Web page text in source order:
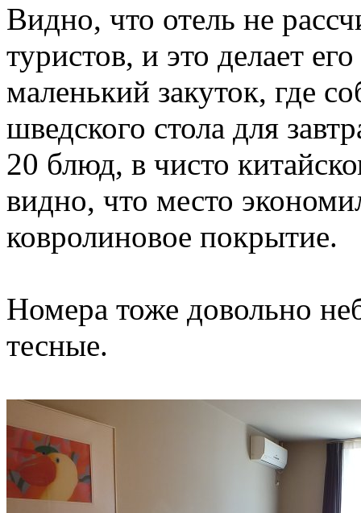
Видно, что отель не
туристов, и это делает
маленький закуток, где
шведского стола для
20 блюд, в чисто
видно, что место
ковролиновое покрытие.
Номера тоже довольно
тесные.